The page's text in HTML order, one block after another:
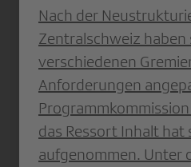
Nach der
Zentralschweiz haben
verschiedenen
Anforderungen
Programmkommission
das Ressort Inhalt hat
aufgenommen. Unter